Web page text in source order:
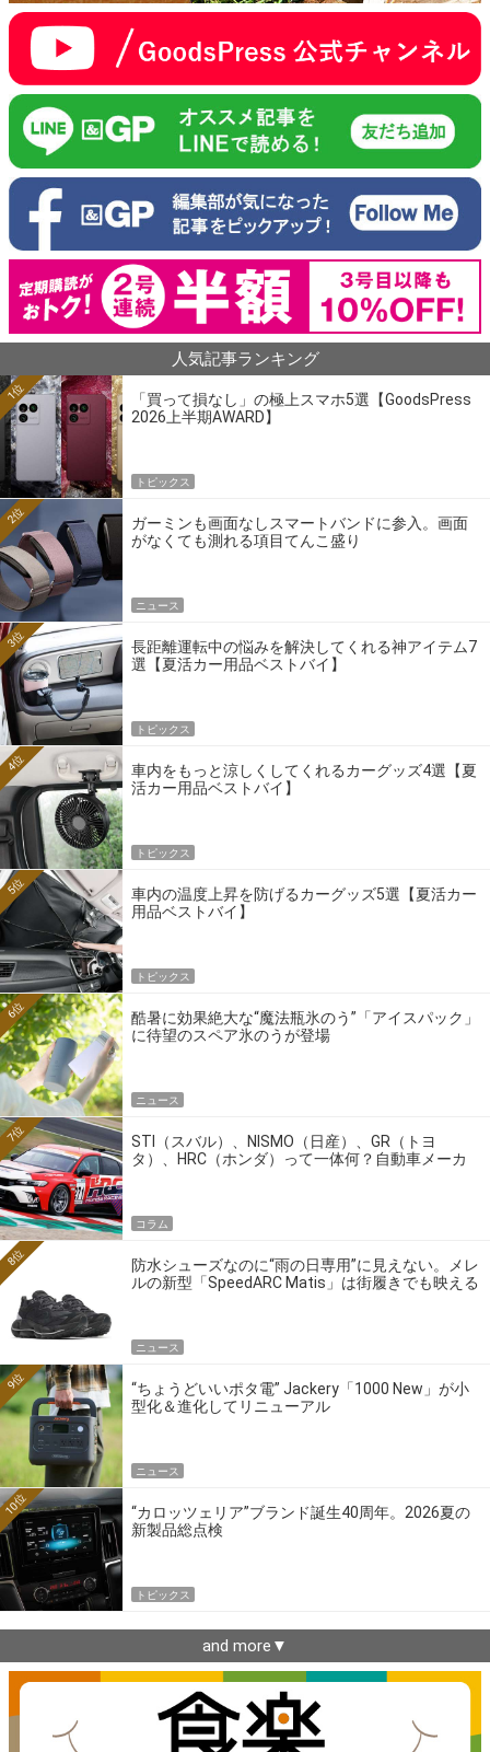
人気記事ランキング
「買って損なし」の極上スマホ5選【GoodsPress
2026上半期AWARD】
1位
トピックス
ガーミンも画面なしスマートバンドに参入。画面
がなくても測れる項目てんこ盛り
2位
ニュース
長距離運転中の悩みを解決してくれる神アイテム7
選【夏活カー用品ベストバイ】
3位
トピックス
車内をもっと涼しくしてくれるカーグッズ4選【夏
活カー用品ベストバイ】
4位
トピックス
車内の温度上昇を防げるカーグッズ5選【夏活カー
用品ベストバイ】
5位
トピックス
酷暑に効果絶大な“魔法瓶氷のう”「アイスパック」
に待望のスペア氷のうが登場
6位
ニュース
STI（スバル）、NISMO（日産）、GR（トヨ
タ）、HRC（ホンダ）って一体何？自動車メーカ
7位
コラム
防水シューズなのに“雨の日専用”に見えない。メレ
ルの新型「SpeedARC Matis」は街履きでも映える
8位
ニュース
“ちょうどいいポタ電” Jackery「1000 New」が小
型化＆進化してリニューアル
9位
ニュース
“カロッツェリア”ブランド誕生40周年。2026夏の
新製品総点検
10位
トピックス
and more▼